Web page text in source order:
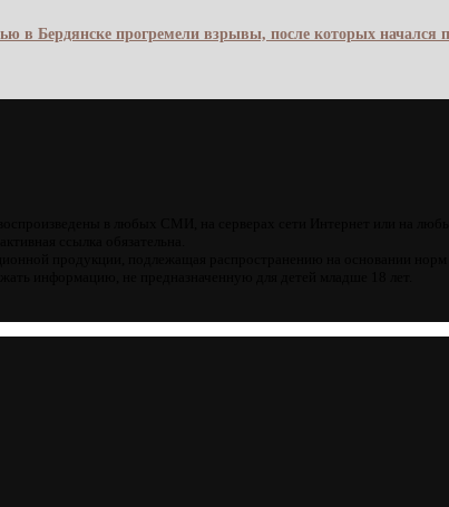
в Бердянске прогремели взрывы, после которых начался